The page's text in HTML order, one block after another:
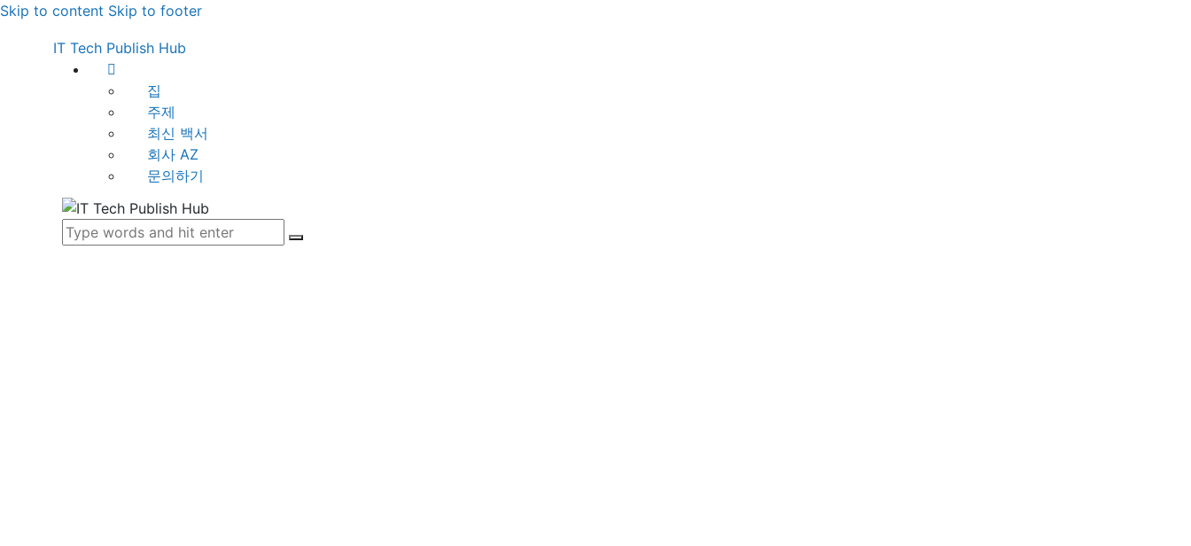
Skip to content Skip to footer
IT Tech Publish Hub
집
주제
최신 백서
회사 AZ
문의하기